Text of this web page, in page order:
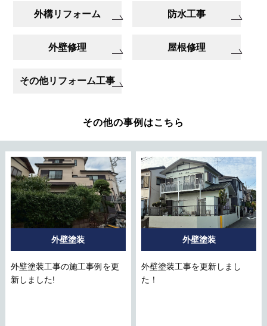
外構リフォーム 防水工事
外壁修理 屋根修理
その他リフォーム工事
その他の事例はこちら
外壁塗装
外壁塗装工事の施工事例を更
新しました!
外壁塗装
外壁塗装工事を更新しまし
た！